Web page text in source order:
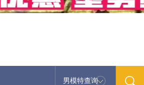
男模特查询 最新